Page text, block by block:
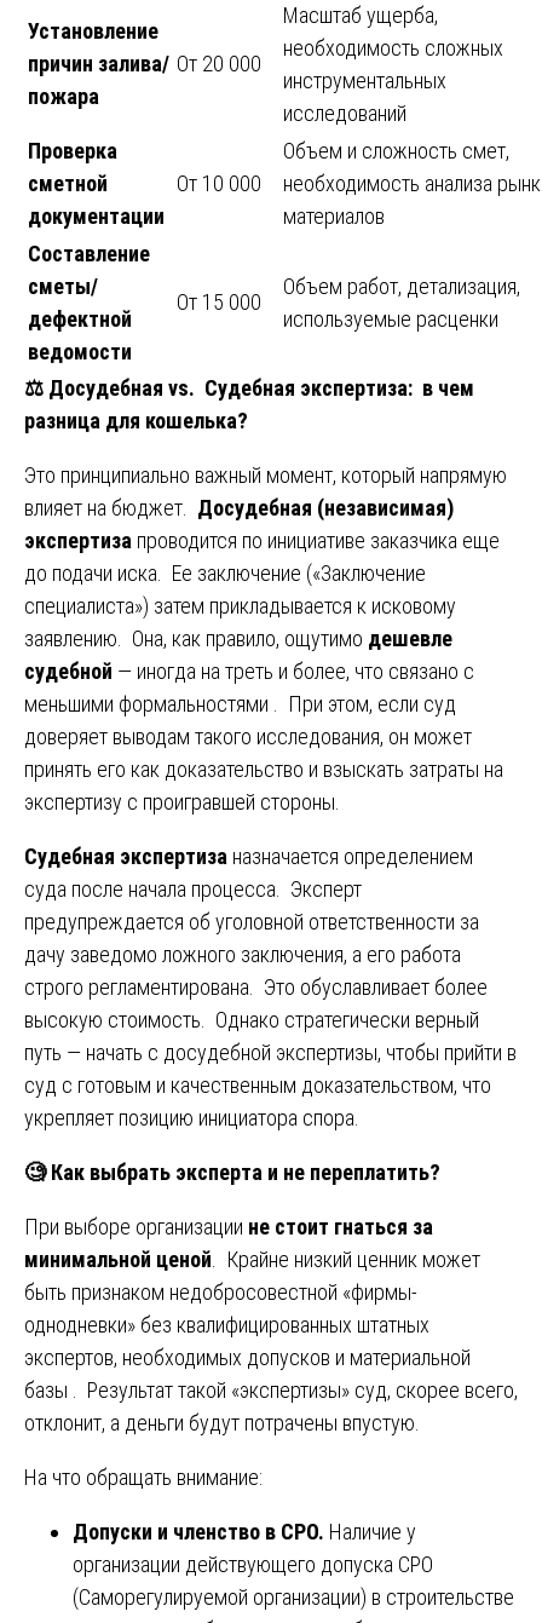
Установление
причин залива/
пожара
От 20 000
Масштаб ущерба,
необходимость сложных
инструментальных
исследований
Проверка
сметной
документации
От 10 000
Объем и сложность смет,
необходимость анализа
материалов
Составление
сметы/
дефектной
ведомости
От 15 000
Объем работ, детализация,
используемые расценки
⚖️ Досудебная vs. Судебная экспертиза: в чем
разница для кошелька?
Это принципиально важный момент, который напрямую
влияет на бюджет. Досудебная (независимая)
экспертиза проводится по инициативе заказчика еще
до подачи иска. Ее заключение («Заключение
специалиста») затем прикладывается к исковому
заявлению. Она, как правило, ощутимо дешевле
судебной — иногда на треть и более, что связано с
меньшими формальностями . При этом, если суд
доверяет выводам такого исследования, он может
принять его как доказательство и взыскать затраты на
экспертизу с проигравшей стороны.
Судебная экспертиза назначается определением
суда после начала процесса. Эксперт
предупреждается об уголовной ответственности за
дачу заведомо ложного заключения, а его работа
строго регламентирована. Это обуславливает более
высокую стоимость. Однако стратегически верный
путь — начать с досудебной экспертизы, чтобы прийти в
суд с готовым и качественным доказательством, что
укрепляет позицию инициатора спора.
🧐Как выбрать эксперта и не переплатить?
При выборе организации не стоит гнаться за
минимальной ценой . Крайне низкий ценник может
быть признаком недобросовестной «фирмы-
однодневки» без квалифицированных штатных
экспертов, необходимых допусков и материальной
базы . Результат такой «экспертизы» суд, скорее всего,
отклонит, а деньги будут потрачены впустую.
На что обращать внимание:
Допуски и членство в СРО. Наличие у
организации действующего допуска СРО
(Саморегулируемой организации) в строительстве